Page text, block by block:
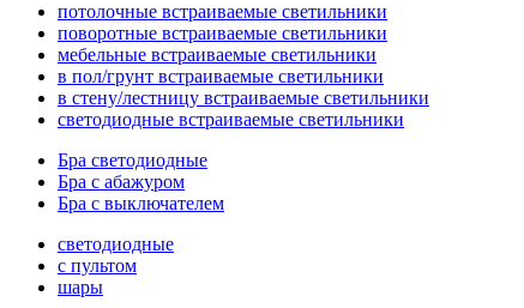
потолочные встраиваемые светильники
поворотные встраиваемые светильники
мебельные встраиваемые светильники
в пол/грунт встраиваемые светильники
в стену/лестницу встраиваемые светильники
светодиодные встраиваемые светильники
Бра светодиодные
Бра с абажуром
Бра с выключателем
светодиодные
с пультом
шары